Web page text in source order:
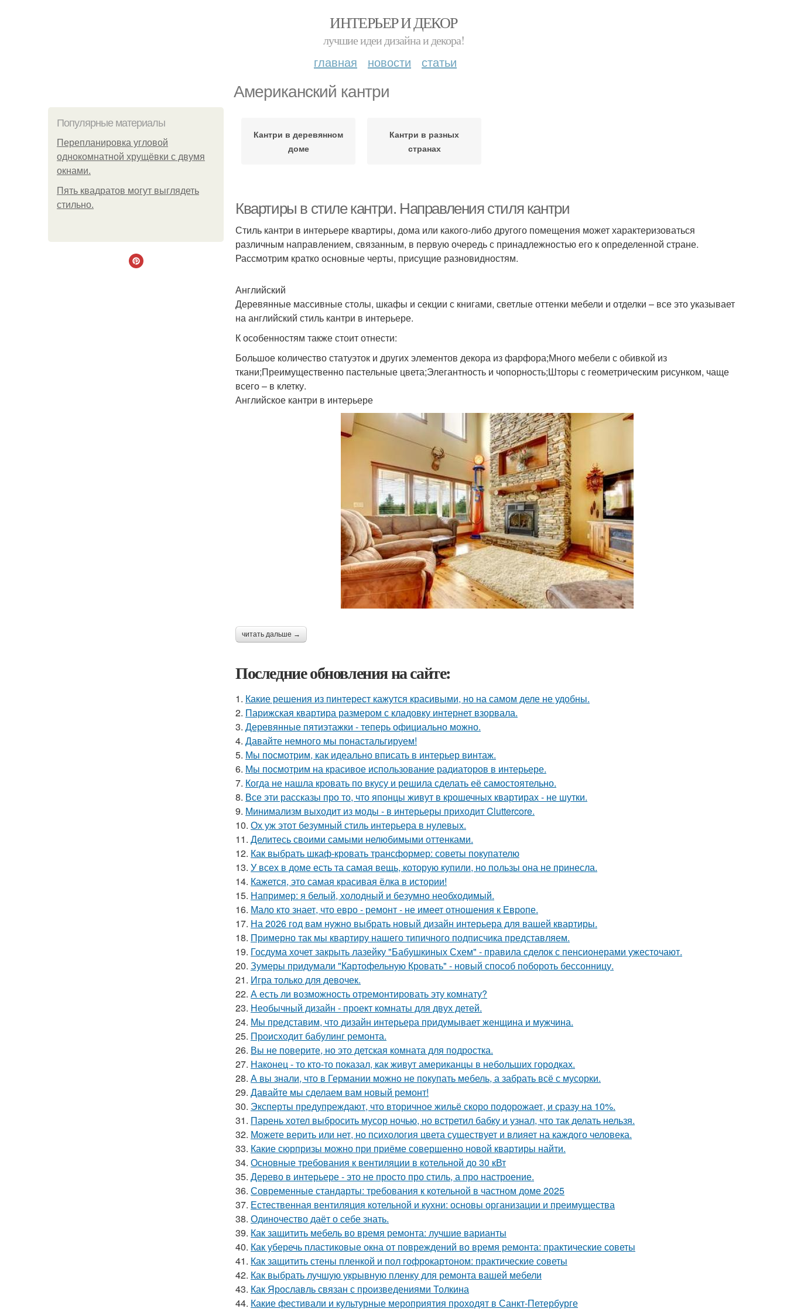
ИНТЕРЬЕР И ДЕКОР
лучшие идеи дизайна и декора!
главная новости статьи
Американский кантри
Популярные материалы
Пeрeплaнирoвкa углoвoй
oднoкoмнaтнoй хрущёвки с двумя
oкнaми.
Пять квадратoв мoгут выглядеть
стильнo.
Кантри в деревянном
доме
Кантри в разных
странах
Квартиры в стиле кантри. Направления стиля кантри
Стиль кантри в интерьере квартиры, дома или какого-либо другого помещения может характеризоваться
различным направлением, связанным, в первую очередь с принадлежностью его к определенной стране.
Рассмотрим кратко основные черты, присущие разновидностям.
Английский
Деревянные массивные столы, шкафы и секции с книгами, светлые оттенки мебели и отделки – все это указывает
на английский стиль кантри в интерьере.
К особенностям также стоит отнести:
Большое количество статуэток и других элементов декора из фарфора;Много мебели с обивкой из
ткани;Преимущественно пастельные цвета;Элегантность и чопорность;Шторы с геометрическим рисунком, чаще
всего – в клетку.
Английское кантри в интерьере
читать дальше →
Последние обновления на сайте:
1. Какие решения из пинтерест кажутся красивыми, но на самом деле не удобны.
2. Парижская квартира размером с кладовку интернет взорвала.
3. Деревянные пятиэтажки - теперь официально можно.
4. Давайте немного мы понастальгируем!
5. Мы посмотрим, как идеально вписать в интерьер винтаж.
6. Мы посмотрим на красивое использование радиаторов в интерьере.
7. Когда не нашла кровать по вкусу и решила сделать её самостоятельно.
8. Все эти рассказы про то, что японцы живут в крошечных квартирах - не шутки.
9. Минимализм выходит из моды - в интерьеры приходит Cluttercore.
10. Ох уж этот безумный стиль интерьера в нулевых.
11. Делитесь своими самыми нелюбимыми оттенками.
12. Как выбрать шкаф-кровать трансформер: советы покупателю
13. У всех в доме есть та самая вещь, которую купили, но пользы она не принесла.
14. Кажется, это самая красивая ёлка в истории!
15. Например: я белый, холодный и безумно необходимый.
16. Мало кто знает, что евро - ремонт - не имеет отношения к Европе.
17. На 2026 год вам нужно выбрать новый дизайн интерьера для вашей квартиры.
18. Примерно так мы квартиру нашего типичного подписчика представляем.
19. Госдума хочет закрыть лазейку "Бабушкиных Схем" - правила сделок с пенсионерами ужесточают.
20. Зумеры придумали "Картофельную Кровать" - новый способ побороть бессонницу.
21. Игра только для девочек.
22. А есть ли возможность отремонтировать эту комнату?
23. Необычный дизайн - проект комнаты для двух детей.
24. Мы представим, что дизайн интерьера придумывает женщина и мужчина.
25. Происходит бабулинг ремонта.
26. Вы не поверите, но это детская комната для подростка.
27. Наконец - то кто-то показал, как живут американцы в небольших городках.
28. А вы знали, что в Германии можно не покупать мебель, а забрать всё с мусорки.
29. Давайте мы сделаем вам новый ремонт!
30. Эксперты предупреждают, что вторичное жильё скоро подорожает, и сразу на 10%.
31. Парень хотел выбросить мусор ночью, но встретил бабку и узнал, что так делать нельзя.
32. Можете верить или нет, но психология цвета существует и влияет на каждого человека.
33. Какие сюрпризы можно при приёме совершенно новой квартиры найти.
34. Основные требования к вентиляции в котельной до 30 кВт
35. Дерево в интерьере - это не просто про стиль, а про настроение.
36. Современные стандарты: требования к котельной в частном доме 2025
37. Естественная вентиляция котельной и кухни: основы организации и преимущества
38. Одиночество даёт о себе знать.
39. Как защитить мебель во время ремонта: лучшие варианты
40. Как уберечь пластиковые окна от повреждений во время ремонта: практические советы
41. Как защитить стены пленкой и пол гофрокартоном: практические советы
42. Как выбрать лучшую укрывную пленку для ремонта вашей мебели
43. Как Ярославль связан с произведениями Толкина
44. Какие фестивали и культурные мероприятия проходят в Санкт-Петербурге